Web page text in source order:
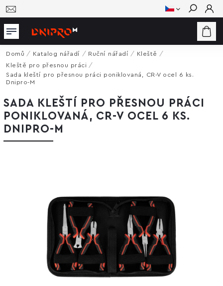
Hledat
Domů / Katalog nářadí / Ruční nářadí / Kleště /
Kleště pro přesnou práci /
Sada kleští pro přesnou práci poniklovaná, CR-V ocel 6 ks.
Dnipro-M
SADA KLEŠTÍ PRO PŘESNOU PRÁCI
PONIKLOVANÁ, CR-V OCEL 6 KS.
DNIPRO-M